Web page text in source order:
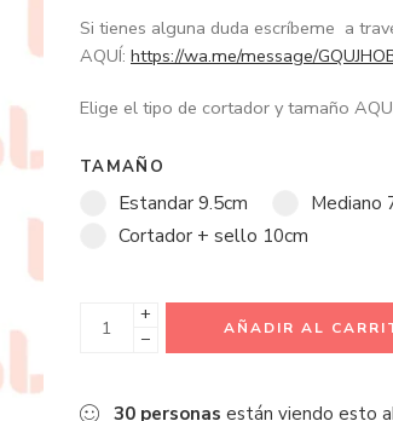
Si tienes alguna duda escríbeme a
AQUÍ: https://wa.me/message/
Elige el tipo de cortador y tamaño
TAMAÑO
Estandar 9.5cm Mediano
Cortador + sello 10cm
+
−
AÑADIR AL
30 personas están viendo esto